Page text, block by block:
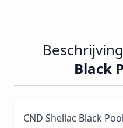
Black
CND Shellac Black Pool